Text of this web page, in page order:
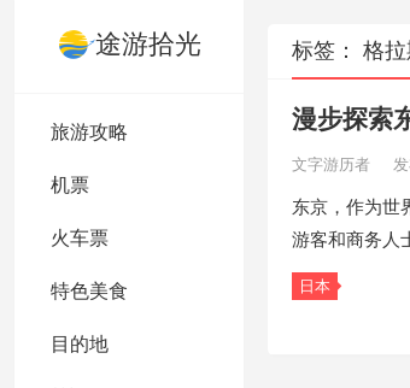
途游拾光
旅游攻略
机票
火车票
特色美食
目的地
标签： 格
漫步探索
文字游历者
东京，作为世
游客和商务人
日本